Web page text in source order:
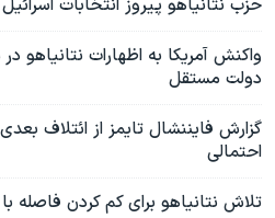
حزب نتانیاهو پیروز انتخابات
واکنش آمریکا به اظهارات نتانیاهو
دولت مستقل
گزارش فايننشال تايمز از ائتلاف
احتمالی
تلاش نتانیاهو برای کم کردن فاصله